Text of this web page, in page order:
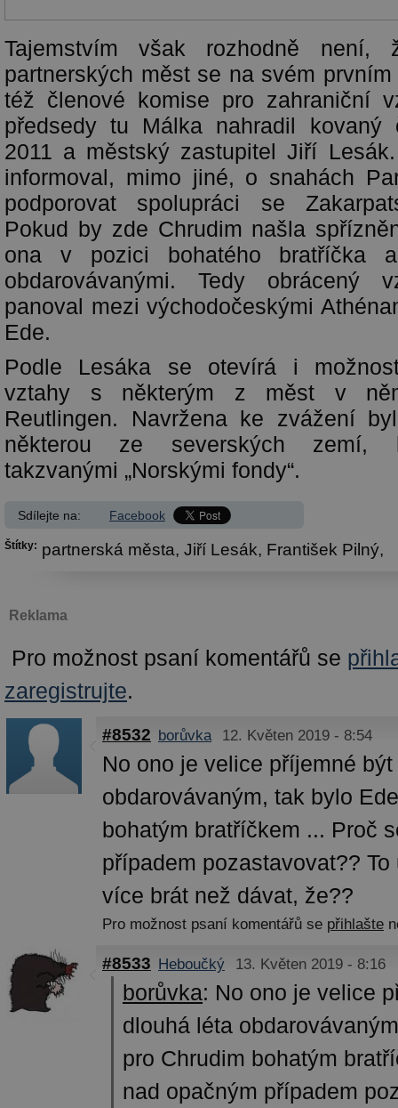
Tajemstvím však rozhodně není,
partnerských měst se na svém
též členové komise pro zahraniční
předsedy tu Málka nahradil kovaný
2011 a městský zastupitel Jiří
informoval, mimo jiné, o snahách
podporovat spolupráci se
Pokud by zde Chrudim našla
ona v pozici bohatého bratříčka
obdarovávanými. Tedy obrácený
panoval mezi východočeskými
Ede.
Podle Lesáka se otevírá i
vztahy s některým z měst v
Reutlingen. Navržena ke zvážení
některou ze severských zemí,
takzvanými „Norskými fondy“.
Sdílejte na: Facebook
Štítky: partnerská města, Jiří Lesák, František Pilný,
Reklama
Pro možnost psaní komentářů se
zaregistrujte.
#8532 borůvka 12. Květen 2019 - 8:54
No ono je velice příjemné
obdarovávaným, tak bylo
bohatým bratříčkem ... Proč
případem pozastavovat??
více brát než dávat, že??
Pro možnost psaní komentářů se přihlašte
#8533 Heboučký 13. Květen 2019 - 8:16
borůvka: No ono je velice
dlouhá léta
pro Chrudim bohatým
nad opačným případem